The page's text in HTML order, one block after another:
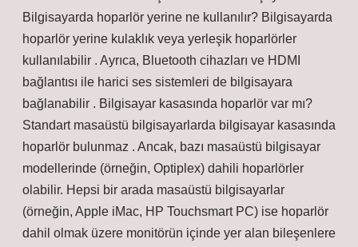
Bilgisayarda hoparlör yerine ne kullanılır? Bilgisayarda
hoparlör yerine kulaklık veya yerleşik hoparlörler
kullanılabilir . Ayrıca, Bluetooth cihazları ve HDMI
bağlantısı ile harici ses sistemleri de bilgisayara
bağlanabilir . Bilgisayar kasasında hoparlör var mı?
Standart masaüstü bilgisayarlarda bilgisayar kasasında
hoparlör bulunmaz . Ancak, bazı masaüstü bilgisayar
modellerinde (örneğin, Optiplex) dahili hoparlörler
olabilir. Hepsi bir arada masaüstü bilgisayarlar
(örneğin, Apple iMac, HP Touchsmart PC) ise hoparlör
dahil olmak üzere monitörün içinde yer alan bileşenlere